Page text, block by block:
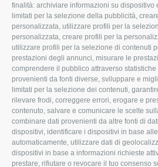
finalità: archiviare informazioni su dispositivo
limitati per la selezione della pubblicità,
personalizzata, utilizzare profili per la
personalizzata, creare profili per la
utilizzare profili per la selezione di contenuti
prestazioni degli annunci, misurare le
comprendere il pubblico attraverso
provenienti da fonti diverse, sviluppare e
limitati per la selezione dei contenuti,
rilevare frodi, correggere errori, erogare e
contenuto, salvare e comunicare le scelte
combinare dati provenienti da altre fonti di
dispositivi, identificare i dispositivi in base
automaticamente, utilizzare dati di
dispositivi in base a informazioni richieste
prestare, rifiutare o revocare il tuo consenso
47853 Coriano (RN)
(+39) 345 0369943
info@imoristock.com
T
w
i
t
t
F
a
c
e
b
L
i
n
k
e